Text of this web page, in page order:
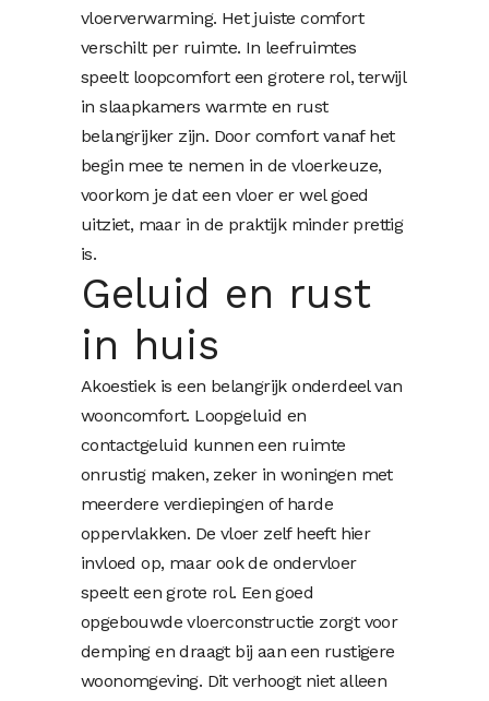
vloerverwarming. Het juiste comfort
verschilt per ruimte. In leefruimtes
speelt loopcomfort een grotere rol, terwijl
in slaapkamers warmte en rust
belangrijker zijn. Door comfort vanaf het
begin mee te nemen in de vloerkeuze,
voorkom je dat een vloer er wel goed
uitziet, maar in de praktijk minder prettig
is.
Geluid en rust
in huis
Akoestiek is een belangrijk onderdeel van
wooncomfort. Loopgeluid en
contactgeluid kunnen een ruimte
onrustig maken, zeker in woningen met
meerdere verdiepingen of harde
oppervlakken. De vloer zelf heeft hier
invloed op, maar ook de ondervloer
speelt een grote rol. Een goed
opgebouwde vloerconstructie zorgt voor
demping en draagt bij aan een rustigere
woonomgeving. Dit verhoogt niet alleen